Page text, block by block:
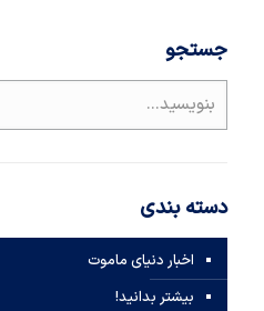
جستجو
دسته بندی
اخبار دنیای ماموت
بیشتر بدانید!